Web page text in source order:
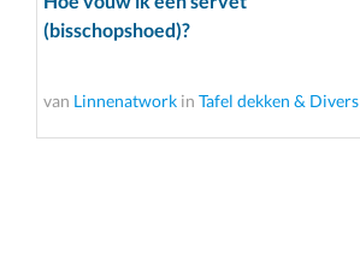
(bisschopshoed)?
van Linnenatwork in Tafel dekken & Divers